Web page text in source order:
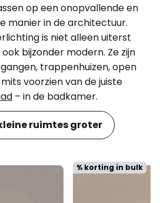
op een onopvallende en
manier in de architectuur.
is niet alleen uiterst
bijzonder modern. Ze zijn
trappenhuizen, open
voorzien van de juiste
– in de badkamer.
ruimtes groter
% korting in bulk